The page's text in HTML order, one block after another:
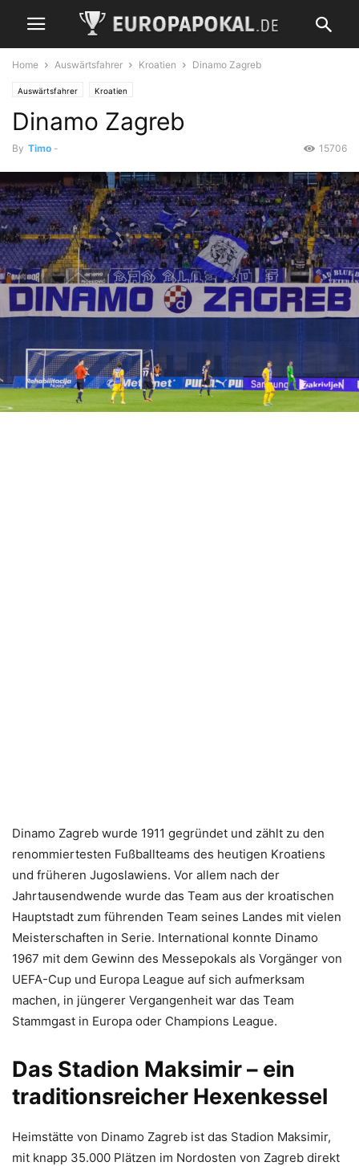
Home Auswärtsfahrer Kroatien Dinamo Zagreb
Auswärtsfahrer Kroatien
Dinamo Zagreb
By Timo - 15706
Dinamo Zagreb wurde 1911 gegründet und zählt zu den
renommiertesten Fußballteams des heutigen Kroatiens
und früheren Jugoslawiens. Vor allem nach der
Jahrtausendwende wurde das Team aus der kroatischen
Hauptstadt zum führenden Team seines Landes mit vielen
Meisterschaften in Serie. International konnte Dinamo
1967 mit dem Gewinn des Messepokals als Vorgänger von
UEFA-Cup und Europa League auf sich aufmerksam
machen, in jüngerer Vergangenheit war das Team
Stammgast in Europa oder Champions League.
Das Stadion Maksimir – ein
traditionsreicher Hexenkessel
Heimstätte von Dinamo Zagreb ist das Stadion Maksimir,
mit knapp 35.000 Plätzen im Nordosten von Zagreb direkt